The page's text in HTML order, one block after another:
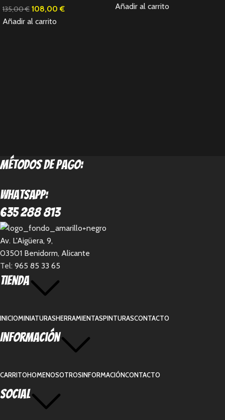
135,00€ 108,00€
Añadir al carrito
Añadir al carrito
métodos de pago:
Whatsapp:
635 288 813
Av. L'Aigüera, 9,
03501 Benidorm, Alicante
Tel: 965 85 33 65
Tienda
INICIOMINIATURASHERRAMIENTASPINTURASCONTACTO
Información
CARRITOHOMENOSOTROSINFORMACIÓNCONTACTO
Social